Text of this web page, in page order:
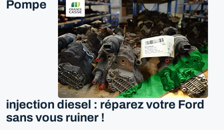
Pompe
injection diesel : réparez votre Ford
sans vous ruiner !